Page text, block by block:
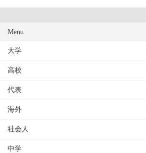
Menu
大学
高校
代表
海外
社会人
中学